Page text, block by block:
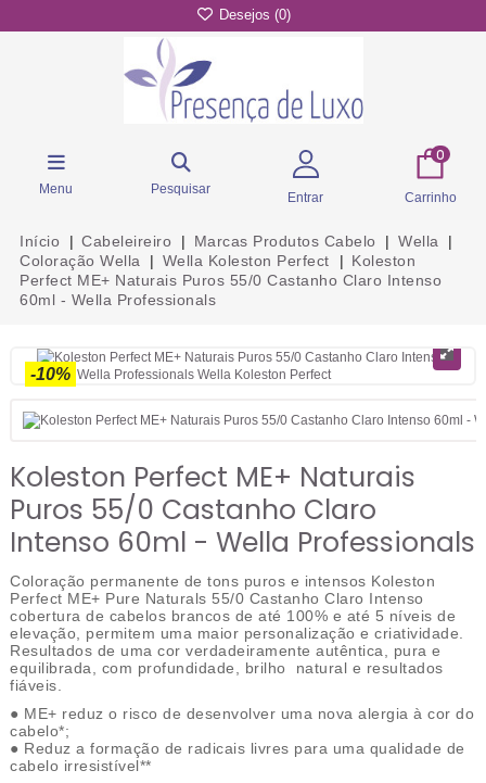
Desejos (0)
Menu Pesquisar
Entrar
0
Carrinho
Início Cabeleireiro Marcas Produtos Cabelo
Wella
Coloração Wella
Wella Koleston Perfect
Koleston
Perfect ME+ Naturais Puros 55/0 Castanho Claro Intenso
60ml - Wella Professionals
-10%
Koleston Perfect ME+ Naturais
Puros 55/0 Castanho Claro
Intenso 60ml - Wella Professionals
Coloração permanente de tons puros e intensos Koleston
Perfect ME+ Pure Naturals 55/0 Castanho Claro Intenso
cobertura de cabelos brancos de até 100% e até 5 níveis de
elevação, permitem uma maior personalização e criatividade.
Resultados de uma cor verdadeiramente autêntica, pura e
equilibrada, com profundidade, brilho natural e resultados
fiáveis.
● ME+ reduz o risco de desenvolver uma nova alergia à cor do
cabelo*;
● Reduz a formação de radicais livres para uma qualidade de
cabelo irresistível**